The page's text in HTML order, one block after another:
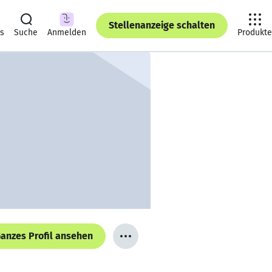
Suche Anmelden
Stellenanzeige schalten
Produkte
Profil ansehen